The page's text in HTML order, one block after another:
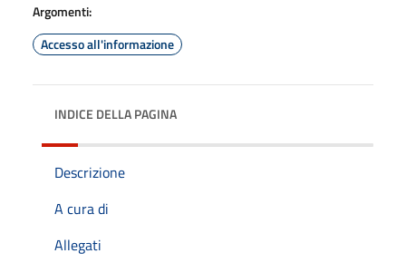
Argomenti:
Accesso all'informazione
INDICE DELLA PAGINA
Descrizione
A cura di
Allegati